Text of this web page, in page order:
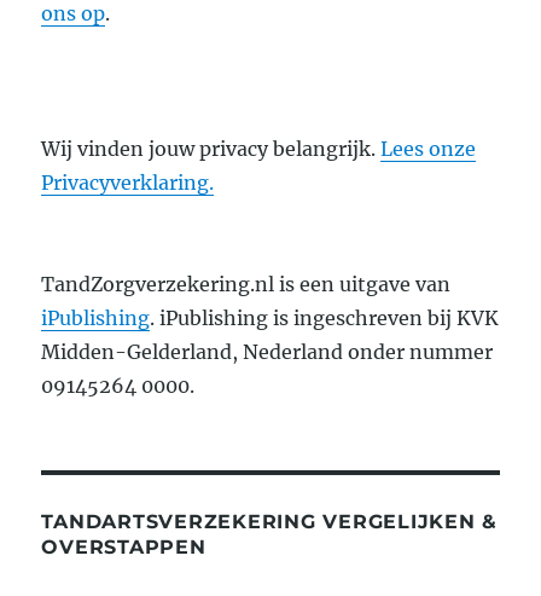
ons op.
Wij vinden jouw privacy belangrijk.Lees onze
Privacyverklaring.
TandZorgverzekering.nl is een uitgave van
iPublishing. iPublishing is ingeschreven bij KVK
Midden-Gelderland, Nederland onder nummer
09145264 0000.
TANDARTSVERZEKERING VERGELIJKEN &
OVERSTAPPEN